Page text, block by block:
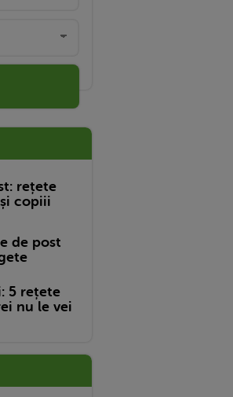
rețete
copiii
de post
5 rețete
nu le vei